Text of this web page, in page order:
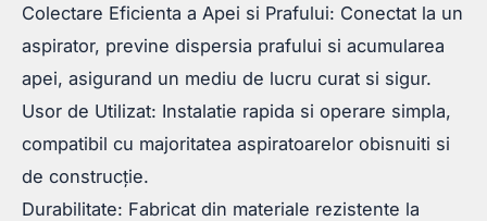
Colectare Eficienta a Apei si Prafului: Conectat la un
aspirator, previne dispersia prafului si acumularea
apei, asigurand un mediu de lucru curat si sigur.
Usor de Utilizat: Instalatie rapida si operare simpla,
compatibil cu majoritatea aspiratoarelor obisnuiti si
de construcție.
Durabilitate: Fabricat din materiale rezistente la